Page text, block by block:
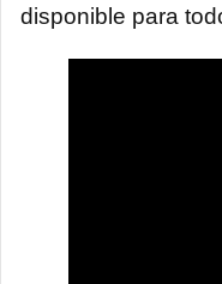
disponible para